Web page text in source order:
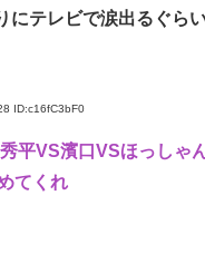
にテレビで涙出るぐら
ID:c16fC3bF0
平VS濱口VSほっしゃ
てくれ